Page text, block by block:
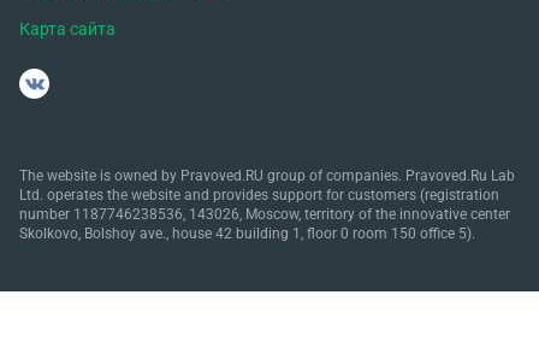
Карта сайта
The website is owned by Pravoved.RU group of companies. Pravoved.Ru Lab
Ltd. operates the website and provides support for customers (registration
number 1187746238536, 143026, Moscow, territory of the innovative center
Skolkovo, Bolshoy ave., house 42 building 1, floor 0 room 150 office 5).